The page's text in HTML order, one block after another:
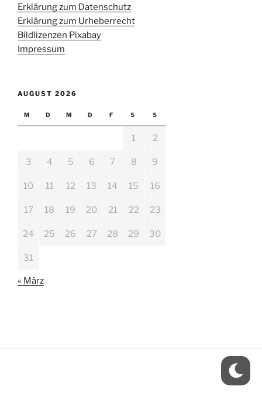
Erklärung zum Datenschutz
Erklärung zum Urheberrecht
Bildlizenzen Pixabay
Impressum
AUGUST 2026
M D M D F S S
1 2
3 4 5 6 7 8 9
10 11 12 13 14 15 16
17 18 19 20 21 22 23
24 25 26 27 28 29 30
31
« März